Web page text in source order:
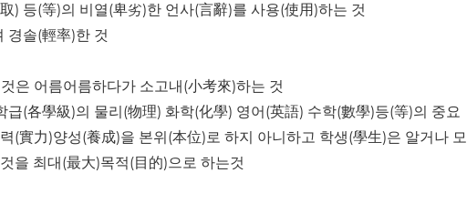
) 등(等)의 비열(卑劣)한 언사(言辭)를 사용(使用)하는 것
경솔(輕率)한 것
은 어름어름하다가 소고내(小考來)하는 것
(各學級)의 물리(物理) 화학(化學) 영어(英語) 수학(數學)등(等)의 중요
(實力)양성(養成)을 본위(本位)로 하지 아니하고 학생(學生)은 알거나 모
을 최대(最大)목적(目的)으로 하는것